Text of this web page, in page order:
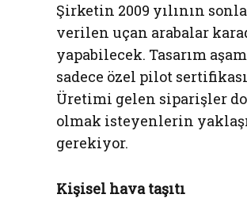
Şirketin 2009 yılının
verilen uçan arabalar
yapabilecek. Tasarım
sadece özel pilot
Üretimi gelen siparişler
olmak isteyenlerin
gerekiyor.
Kişisel hava taşıtı